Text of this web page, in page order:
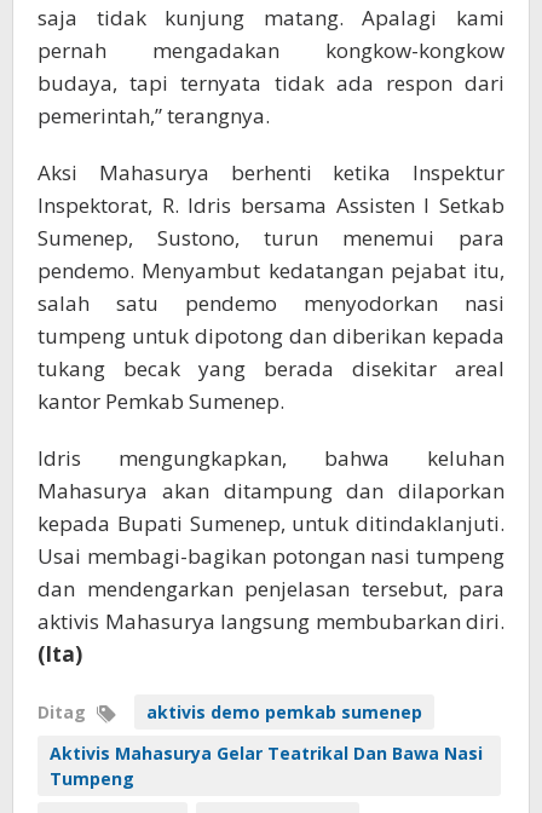
saja tidak kunjung matang. Apalagi kami
pernah mengadakan kongkow-kongkow
budaya, tapi ternyata tidak ada respon dari
pemerintah,” terangnya.
Aksi Mahasurya berhenti ketika Inspektur
Inspektorat, R. Idris bersama Assisten I Setkab
Sumenep, Sustono, turun menemui para
pendemo. Menyambut kedatangan pejabat itu,
salah satu pendemo menyodorkan nasi
tumpeng untuk dipotong dan diberikan kepada
tukang becak yang berada disekitar areal
kantor Pemkab Sumenep.
Idris mengungkapkan, bahwa keluhan
Mahasurya akan ditampung dan dilaporkan
kepada Bupati Sumenep, untuk ditindaklanjuti.
Usai membagi-bagikan potongan nasi tumpeng
dan mendengarkan penjelasan tersebut, para
aktivis Mahasurya langsung membubarkan diri.
(Ita)
Ditag
aktivis demo pemkab sumenep
Aktivis Mahasurya Gelar Teatrikal Dan Bawa Nasi
Tumpeng